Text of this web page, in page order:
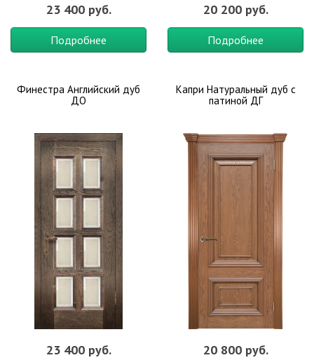
23 400 руб.
Подробнее
20 200 руб.
Подробнее
Финестра Английский дуб
ДО
23 400 руб.
Капри Натуральный дуб с
патиной ДГ
20 800 руб.